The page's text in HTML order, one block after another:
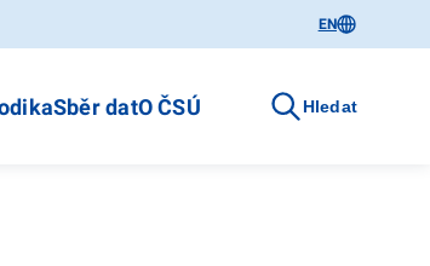
EN
Sběr datO ČSÚ Hledat